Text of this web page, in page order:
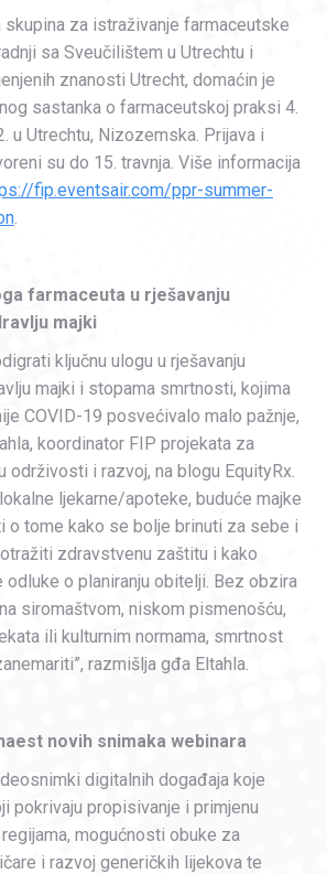
za istraživanje farmaceutske
sa Sveučilištem u Utrechtu i
znanosti Utrecht, domaćin je
sastanka o farmaceutskoj praksi 4.
u Utrechtu, Nizozemska. Prijava i
su do 15. travnja. Više informacija
fip.eventsair.com/ppr-summer-
.
farmaceuta u rješavanju
majki
ključnu ulogu u rješavanju
majki i stopama smrtnosti, kojima
COVID-19 posvećivalo malo pažnje,
koordinator FIP projekata za
održivosti i razvoj, na blogu EquityRx.
ljekarne/apoteke, buduće majke
o tome kako se bolje brinuti za sebe i
zdravstvenu zaštitu i kako
o planiranju obitelji. Bez obzira
siromaštvom, niskom pismenošću,
ili kulturnim normama, smrtnost
razmišlja gđa Eltahla.
novih snimaka webinara
digitalnih događaja koje
pokrivaju propisivanje i primjenu
mogućnosti obuke za
i razvoj generičkih lijekova te